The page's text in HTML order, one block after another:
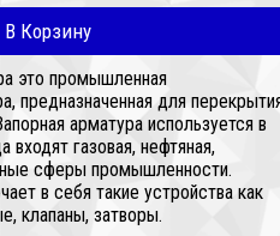
В Корзину
это промышленная
предназначенная для
арматура используется в
входят газовая, нефтяная,
сферы промышленности.
в себя такие устройства как
клапаны, затворы.